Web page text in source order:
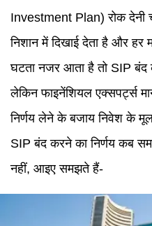
Investment Plan) रोक देनी
निशान में दिखाई देता है और हर
घटता नजर आता है तो SIP बंद
लेकिन फाइनेंशियल एक्सपर्ट्स
निर्णय लेने के बजाय निवेश के मूल
SIP बंद करने का निर्णय कब
नहीं, आइए समझते हैं-